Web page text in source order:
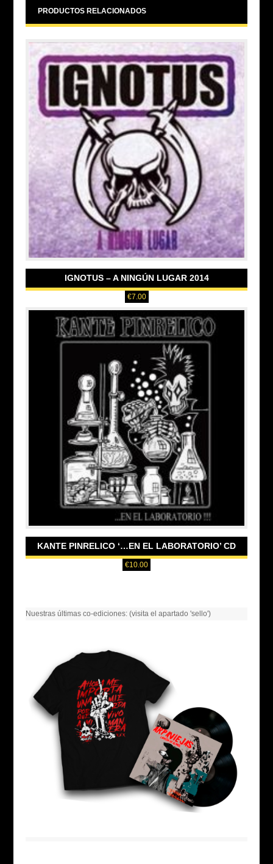
PRODUCTOS RELACIONADOS
IGNOTUS – A NINGÚN LUGAR 2014
€7.00
KANTE PINRELICO ‘…EN EL LABORATORIO’ CD
€10.00
Nuestras últimas co-ediciones: (visita el apartado 'sello')